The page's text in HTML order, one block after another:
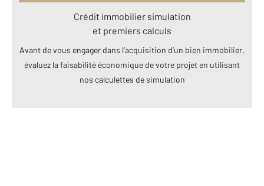
Crédit immobilier simulation
et premiers calculs
Avant de vous engager dans l’acquisition d’un bien immobilier,
évaluez la faisabilité économique de votre projet en utilisant
nos calculettes de simulation